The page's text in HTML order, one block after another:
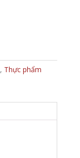
, Thực phẩm